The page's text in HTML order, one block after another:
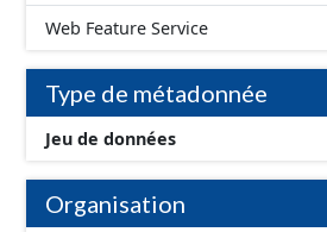
Web Feature Service
Type de métadonnée
Jeu de données
Organisation